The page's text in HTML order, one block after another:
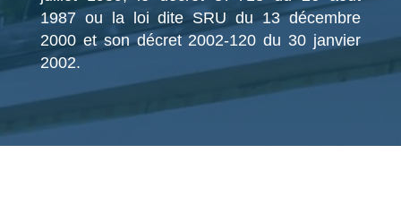
1987 ou la loi dite SRU du 13 décembre
2000 et son décret 2002-120 du 30 janvier
2002.